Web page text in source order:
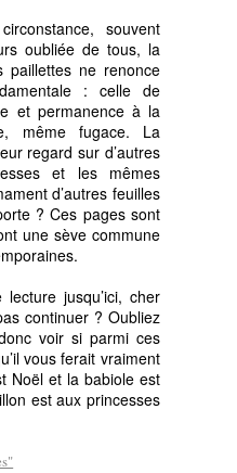
souvent
oubliée de tous, la
paillettes ne renonce
: celle de
et permanence à la
même fugace. La
regard sur d’autres
et les mêmes
d’autres feuilles
? Ces pages sont
une sève commune
jusqu’ici, cher
continuer ? Oubliez
voir si parmi ces
vous ferait vraiment
Noël et la babiole est
est aux princesses